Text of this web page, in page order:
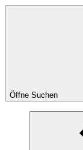
Öffne Suchen